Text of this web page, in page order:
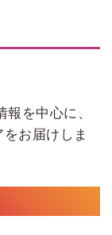
を中心に、
お届けしま